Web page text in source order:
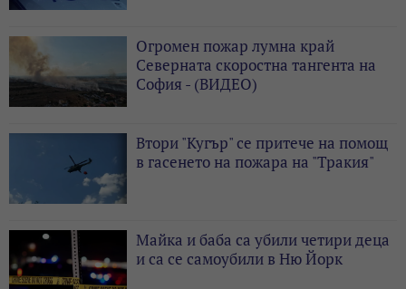
Огромен пожар лумна край
Северната скоростна тангента на
София - (ВИДЕО)
Втори "Кугър" се притече на помощ
в гасенето на пожара на "Тракия"
Майка и баба са убили четири деца
и са се самоубили в Ню Йорк